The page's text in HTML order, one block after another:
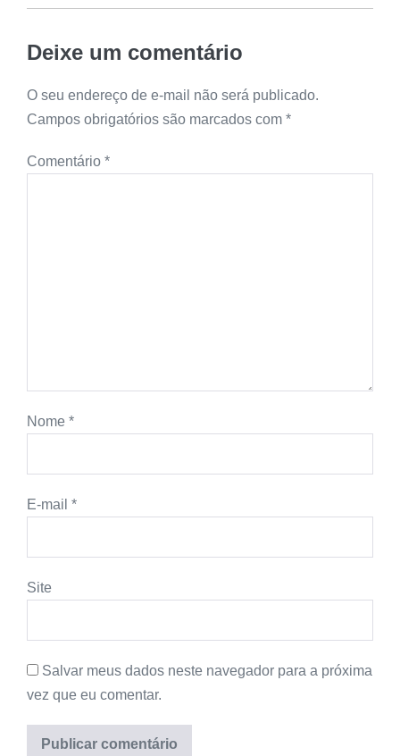
Deixe um comentário
O seu endereço de e-mail não será publicado.
Campos obrigatórios são marcados com *
Comentário *
Nome *
E-mail *
Site
Salvar meus dados neste navegador para a próxima
vez que eu comentar.